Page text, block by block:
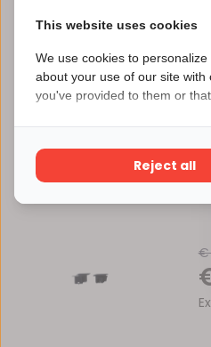
Reviews
Er zijn nog geen reviews
€
This website uses cookies
We use cookies to
about your use of our site
you've provided to them or
Reject all